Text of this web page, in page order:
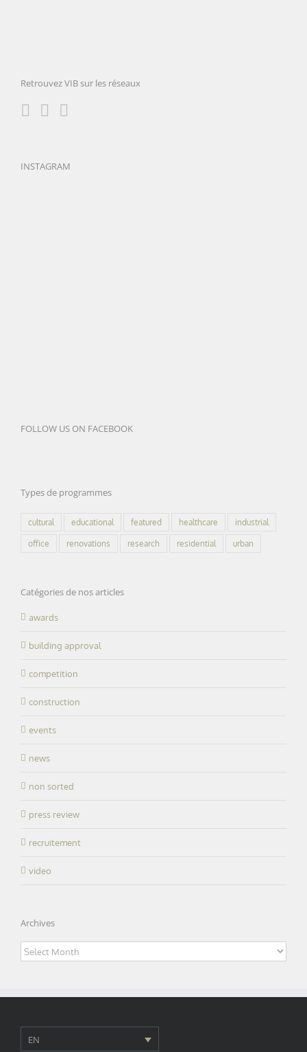
Retrouvez VIB sur les réseaux
INSTAGRAM
FOLLOW US ON FACEBOOK
Types de programmes
cultural educational featured healthcare industrial
office renovations research residential urban
Catégories de nos articles
awards
building approval
competition
construction
events
news
non sorted
press review
recruitement
video
Archives
Archives
EN